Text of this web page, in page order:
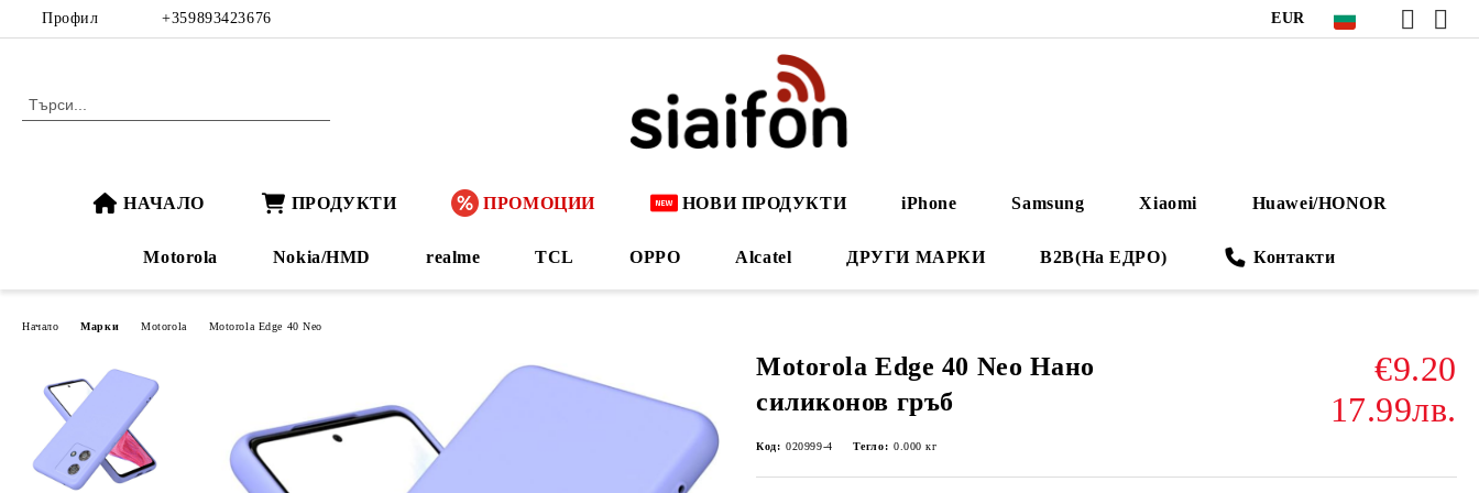
Профил +359893423676 EUR
НАЧАЛО ПРОДУКТИ ПРОМОЦИИ НОВИ ПРОДУКТИ iPhone Samsung Xiaomi Huawei/HONOR
Motorola Nokia/HMD realme TCL OPPO Alcatel ДРУГИ МАРКИ B2B(На ЕДРО) Контакти
Начало Марки Motorola Motorola Edge 40 Neo
Motorola Edge 40 Neo Нано
силиконов гръб
€9.20
17.99лв.
Код: 020999-4 Тегло: 0.000 кг